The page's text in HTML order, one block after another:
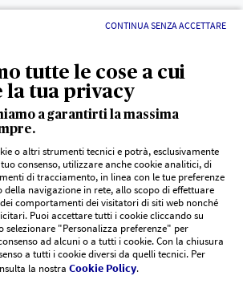
tutte le cose a cui
la tua privacy
a garantirti la massima
o altri strumenti tecnici e potrà, esclusivamente
consenso, utilizzare anche cookie analitici, di
di tracciamento, in linea con le tue preferenze
della navigazione in rete, allo scopo di effettuare
comportamenti dei visitatori di siti web nonché
Puoi accettare tutti i cookie cliccando su
selezionare "Personalizza preferenze" per
ad alcuni o a tutti i cookie. Con la chiusura
a tutti i cookie diversi da quelli tecnici. Per
la nostra Cookie Policy.
CONTINUA SENZA ACCETTARE
alla vigilanza dell'IVASS -